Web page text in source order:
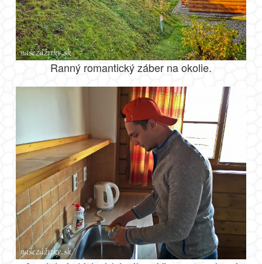
Ranný romantický záber na okolie.